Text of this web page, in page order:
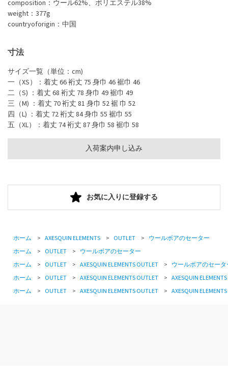
入荷案内申し込み
composition：ウール62%、ポリエステル38%
weight：377g
countryoforigin：中国
寸法
サイズ一覧（単位：cm)
一（XS）：着丈 66 裄丈 75 身巾 46 裾巾 46
二（S) ：着丈 68 裄丈 78 身巾 49 裾巾 49
三（M) ：着丈 70 裄丈 81 身巾 52 裾 巾 52
四（L) ：着丈 72 裄丈 84 身巾 55 裾巾 55
五（XL）：着丈 74 裄丈 87 身巾 58 裾巾 58
お気に入りに登録する
ホーム > AXESQUIN ELEMENTS > OUTLET > ウールボアのセーター
ホーム
> OUTLET > ウールボアのセーター
ホーム
> OUTLET > AXESQUIN ELEMENTS OUTLET > ウールボアのセータ
ホーム
> OUTLET > AXESQUIN ELEMENTS OUTLET > AXESQUIN
ホーム
> OUTLET > AXESQUIN ELEMENTS OUTLET > AXESQUIN